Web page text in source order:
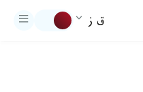
ق ز